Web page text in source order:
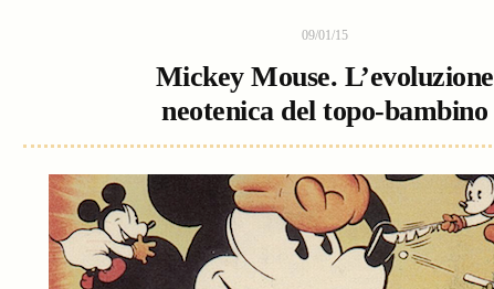
09/01/15
Mickey Mouse. L’evoluzione
neotenica del topo-bambino